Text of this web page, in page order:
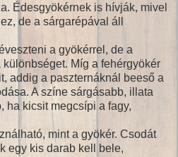
Édesgyökérnek is hívják, mivel
de a sárgarépával áll
a gyökérrel, de a
Míg a fehérgyökér
addig a paszternáknál beeső a
A színe sárgásabb, illata
ha kicsit megcsípi a fagy,
mint a gyökér. Csodát
egy kis darab kell bele,